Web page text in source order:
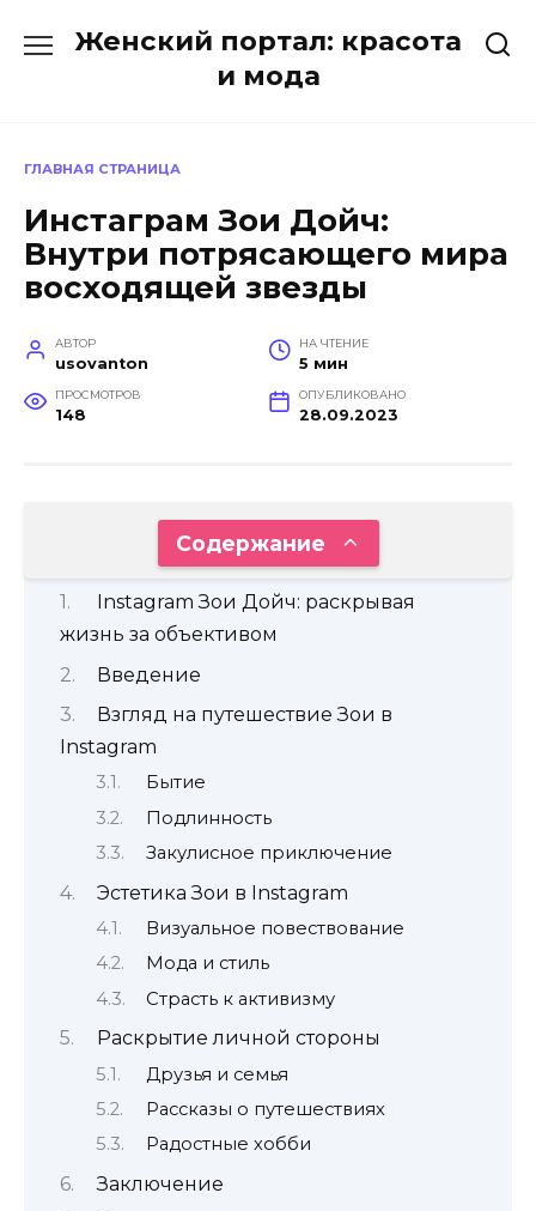
Женский портал: красота
и мода
ГЛАВНАЯ СТРАНИЦА
Инстаграм Зои Дойч:
Внутри потрясающего мира
восходящей звезды
АВТОР
usovanton
НА ЧТЕНИЕ
5 мин
ПРОСМОТРОВ
148
ОПУБЛИКОВАНО
28.09.2023
Содержание
Instagram Зои Дойч: раскрывая
жизнь за объективом
Введение
Взгляд на путешествие Зои в
Instagram
Бытие
Подлинность
Закулисное приключение
Эстетика Зои в Instagram
Визуальное повествование
Мода и стиль
Страсть к активизму
Раскрытие личной стороны
Друзья и семья
Рассказы о путешествиях
Радостные хобби
Заключение